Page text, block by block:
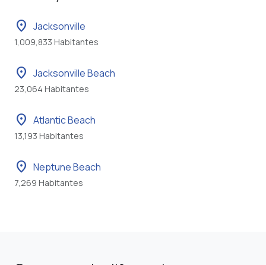
location_on Jacksonville
1,009,833 Habitantes
location_on Jacksonville Beach
23,064 Habitantes
location_on Atlantic Beach
13,193 Habitantes
location_on Neptune Beach
7,269 Habitantes